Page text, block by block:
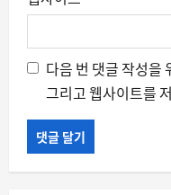
다음 번 댓글 작성을
그리고 웹사이트를